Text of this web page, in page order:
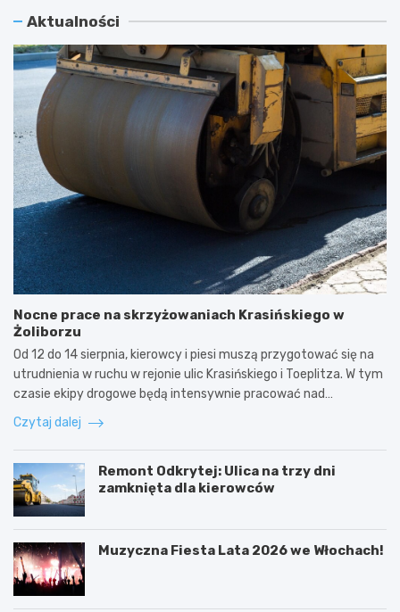
Aktualności
Nocne prace na skrzyżowaniach Krasińskiego w
Żoliborzu
Od 12 do 14 sierpnia, kierowcy i piesi muszą przygotować się na
utrudnienia w ruchu w rejonie ulic Krasińskiego i Toeplitza. W tym
czasie ekipy drogowe będą intensywnie pracować nad…
Czytaj dalej
Remont Odkrytej: Ulica na trzy dni
zamknięta dla kierowców
Muzyczna Fiesta Lata 2026 we Włochach!